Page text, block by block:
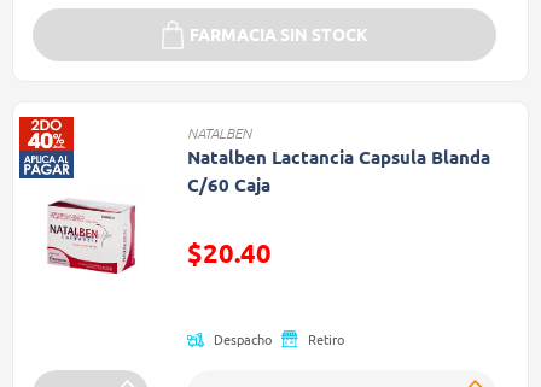
FARMACIA SIN STOCK
NATALBEN
Natalben Lactancia Capsula Blanda
C/60 Caja
Precio reducido de
$20.40
Despacho Retiro